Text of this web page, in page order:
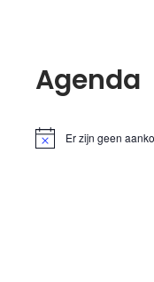
Agenda
Er zijn geen